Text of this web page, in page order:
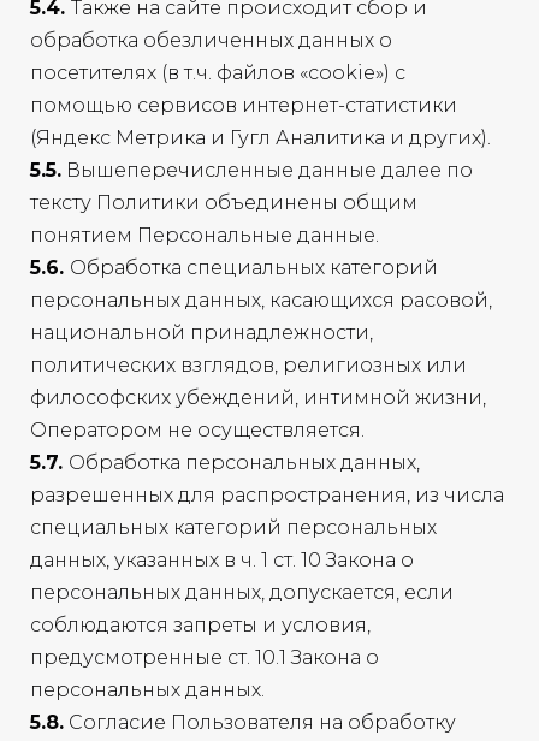
5.4. Также на сайте происходит сбор и
обработка обезличенных данных о
посетителях (в т.ч. файлов «cookie») с
помощью сервисов интернет-статистики
(Яндекс Метрика и Гугл Аналитика и других).
5.5. Вышеперечисленные данные далее по
тексту Политики объединены общим
понятием Персональные данные.
5.6. Обработка специальных категорий
персональных данных, касающихся расовой,
национальной принадлежности,
политических взглядов, религиозных или
философских убеждений, интимной жизни,
Оператором не осуществляется.
5.7. Обработка персональных данных,
разрешенных для распространения, из числа
специальных категорий персональных
данных, указанных в ч. 1 ст. 10 Закона о
персональных данных, допускается, если
соблюдаются запреты и условия,
предусмотренные ст. 10.1 Закона о
персональных данных.
5.8. Согласие Пользователя на обработку